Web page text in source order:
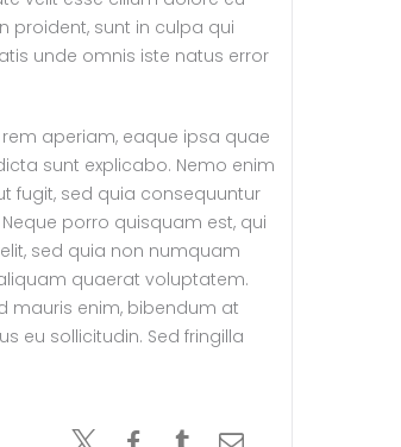
proident, sunt in culpa qui
unde omnis iste natus error
aperiam, eaque ipsa quae
sunt explicabo. Nemo enim
fugit, sed quia consequuntur
porro quisquam est, qui
sed quia non numquam
quaerat voluptatem.
mauris enim, bibendum at
eu sollicitudin. Sed fringilla